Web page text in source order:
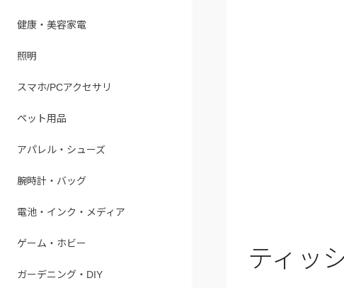
健康・美容家電
照明
スマホ/PCアクセサリ
ペット用品
アパレル・シューズ
腕時計・バッグ
電池・インク・メディア
ゲーム・ホビー
ガーデニング・DIY
ティッ